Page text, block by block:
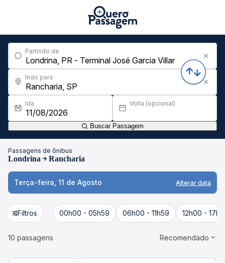
Partindo de
Indo para
Ida Volta (opcional)
Buscar Passagem
Passagens de ônibus
Londrina Rancharia
Terça-feira, 11 de Agosto Alterar data
Filtros 00h00 - 05h59 06h00 - 11h59 12h00 -
10 passagens Recomendado